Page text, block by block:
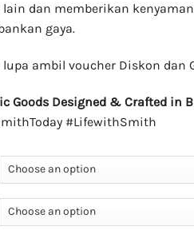
lain dan memberikan
gaya.
lupa ambil voucher Diskon dan
Goods Designed & Crafted in
#LifewithSmith